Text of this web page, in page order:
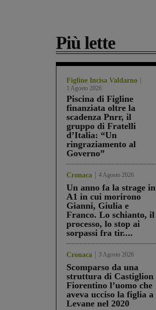
Più lette
Figline Incisa Valdarno
1 Agosto 2026
Piscina di Figline
finanziata oltre la
scadenza Pnrr, il
gruppo di Fratelli
d’Italia: “Un
ringraziamento al
Governo”
Cronaca 4 Agosto 2026
Un anno fa la strage in
A1 in cui morirono
Gianni, Giulia e
Franco. Lo schianto, il
processo, lo stop ai
sorpassi fra tir....
Cronaca 3 Agosto 2026
Scomparso da una
struttura di Castiglion
Fiorentino l’uomo che
aveva ucciso la figlia a
Levane nel 2020